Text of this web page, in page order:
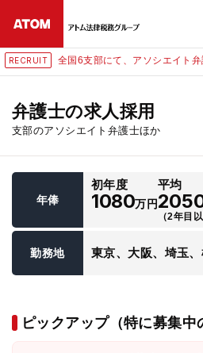
RECRUIT 全国6支部にて、アソシエイト
弁護士の求人採用
支部のアソシエイト弁護士ほか
年俸
初年度
1080万円
平均
（2年目
勤務地 東京、大阪、埼玉
ピックアップ（特に募集中
24時間365日
無料相談窓口はこちら